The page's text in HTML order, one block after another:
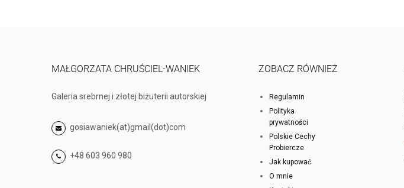
MAŁGORZATA CHRUŚCIEL-WANIEK
Galeria srebrnej i złotej biżuterii autorskiej
gosiawaniek(at)gmail(dot)com
+48 603 960 980
ZOBACZ RÓWNIEŻ
Regulamin
Polityka
prywatności
Polskie Cechy
Probiercze
Jak kupować
O mnie